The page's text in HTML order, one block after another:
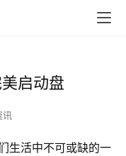
启动盘
讯
生活中不可或缺的一